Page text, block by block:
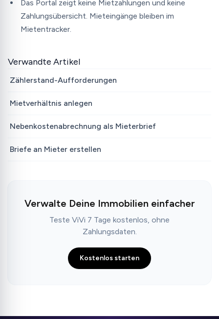
Das Portal zeigt keine Mietzahlungen und keine
Zahlungsübersicht. Mieteingänge bleiben im
Mietentracker.
Verwandte Artikel
Zählerstand-Aufforderungen
Mietverhältnis anlegen
Nebenkostenabrechnung als Mieterbrief
Briefe an Mieter erstellen
Verwalte Deine Immobilien einfacher
Teste ViVi 7 Tage kostenlos, ohne
Zahlungsdaten.
Kostenlos starten